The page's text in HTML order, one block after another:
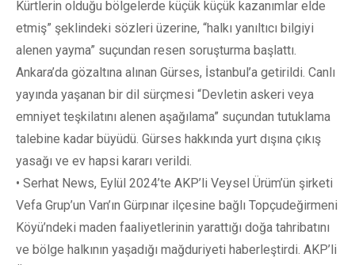
Kürtlerin olduğu bölgelerde küçük küçük kazanımlar elde
etmiş” şeklindeki sözleri üzerine, “halkı yanıltıcı bilgiyi
alenen yayma” suçundan resen soruşturma başlattı.
Ankara’da gözaltına alınan Gürses, İstanbul’a getirildi. Canlı
yayında yaşanan bir dil sürçmesi “Devletin askeri veya
emniyet teşkilatını alenen aşağılama” suçundan tutuklama
talebine kadar büyüdü. Gürses hakkında yurt dışına çıkış
yasağı ve ev hapsi kararı verildi.
• Serhat News, Eylül 2024’te AKP’li Veysel Ürüm’ün şirketi
Vefa Grup’un Van’ın Gürpınar ilçesine bağlı Topçudeğirmeni
Köyü’ndeki maden faaliyetlerinin yarattığı doğa tahribatını
ve bölge halkının yaşadığı mağduriyeti haberleştirdi. AKP’li